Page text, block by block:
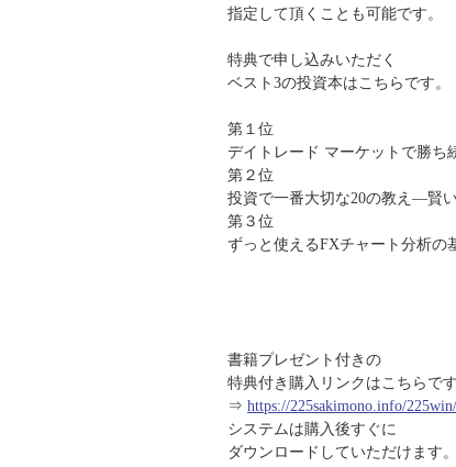
指定して頂くことも可能です。
特典で申し込みいただく
ベスト3の投資本はこちらです。
第１位
デイトレード マーケットで勝ち
第２位
投資で一番大切な20の教え―賢
第３位
ずっと使えるFXチャート分析の
書籍プレゼント付きの
特典付き購入リンクはこちらです
⇒ https://225sakimono.info/
システムは購入後すぐに
ダウンロードしていただけます。